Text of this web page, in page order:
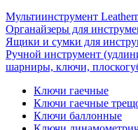
Мультиинструмент
Органайзеры для
Ящики и сумки для
Ручной инструмент
шарниры, ключи,
Ключи гаечные
Ключи гаечные
Ключи баллонные